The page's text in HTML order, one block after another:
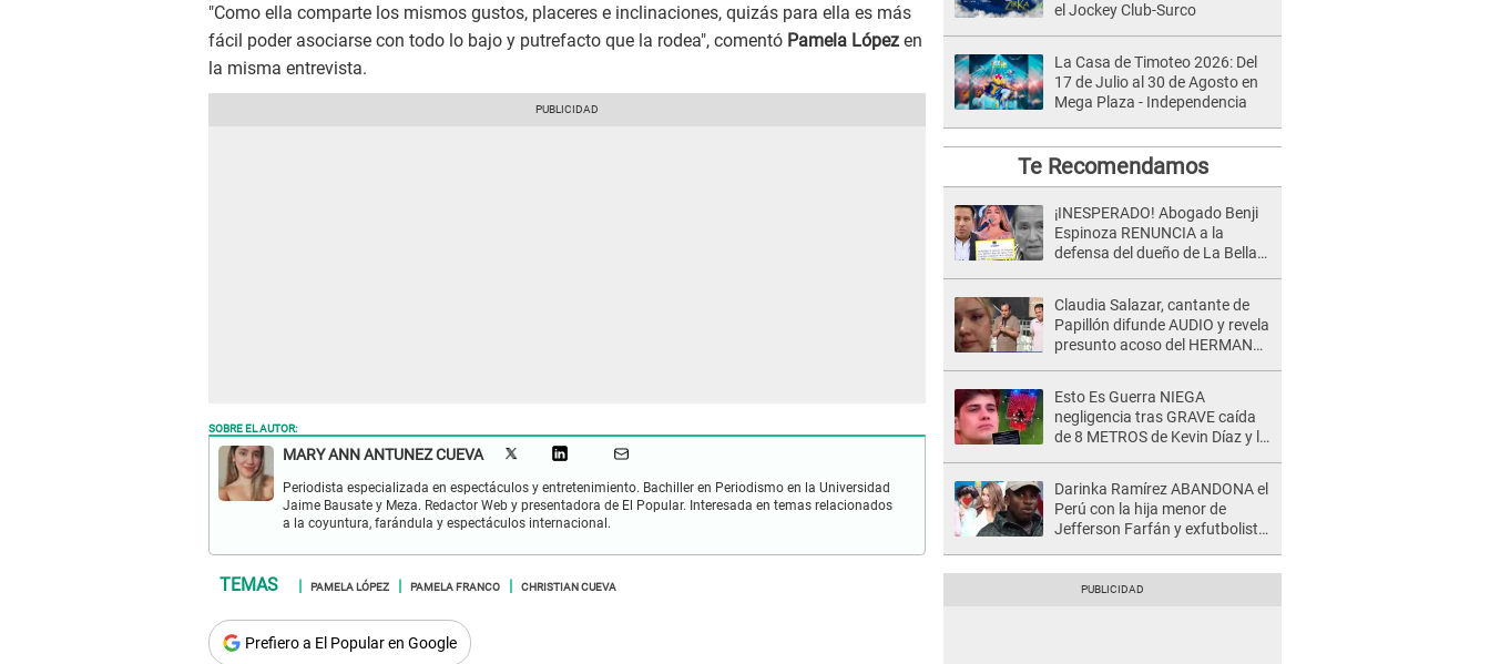
"Como ella comparte los mismos gustos, placeres e inclinaciones, quizás para ella es más
fácil poder asociarse con todo lo bajo y putrefacto que la rodea", comentó Pamela López en
la misma entrevista.
SOBRE EL AUTOR:
MARY ANN ANTUNEZ CUEVA
Periodista especializada en espectáculos y entretenimiento. Bachiller en Periodismo en la Universidad
Jaime Bausate y Meza. Redactor Web y presentadora de El Popular. Interesada en temas relacionados
a la coyuntura, farándula y espectáculos internacional.
PAMELA LÓPEZ PAMELA FRANCO CHRISTIAN CUEVA
Prefiero a El Popular en Google
el Jockey Club-Surco
La Casa de Timoteo 2026: Del
17 de Julio al 30 de Agosto en
Mega Plaza - Independencia
Te Recomendamos
¡INESPERADO! Abogado Benji
Espinoza RENUNCIA a la
defensa del dueño de La Bella
Claudia Salazar, cantante de
Papillón difunde AUDIO y revela
presunto acoso del HERMANO
shock"
Esto Es Guerra NIEGA
negligencia tras GRAVE caída
de 8 METROS de Kevin Díaz y lo
Darinka Ramírez ABANDONA el
Perú con la hija menor de
Jefferson Farfán y exfutbolista